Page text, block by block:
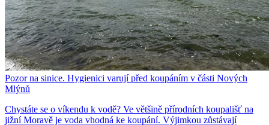
Pozor na sinice. Hygienici varují před koupáním v části Nových
Mlýnů
Chystáte se o víkendu k vodě? Ve většině přírodních koupališť na
jižní Moravě je voda vhodná ke koupání. Výjimkou zůstávají